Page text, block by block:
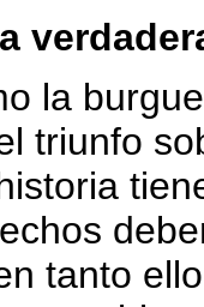
la
triunfo
tanto